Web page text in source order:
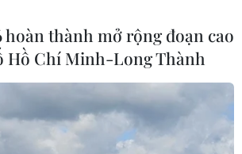
MỤC
hoàn thành mở rộng đoạn cao
Hồ Chí Minh-Long Thành